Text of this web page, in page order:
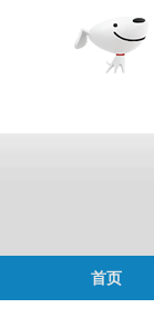
首页